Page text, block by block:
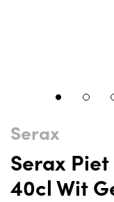
Serax
Serax
40cl Wit